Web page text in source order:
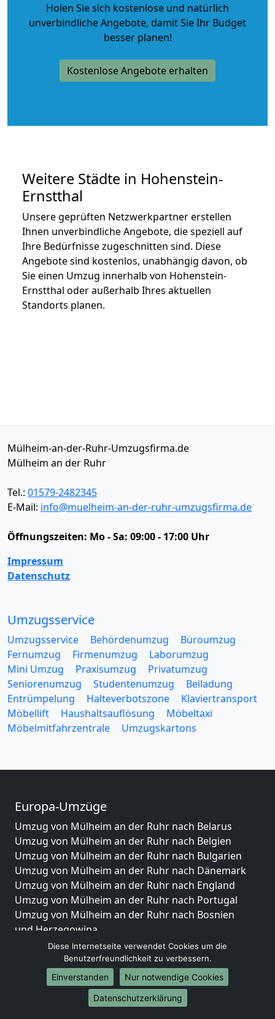
Holen Sie sich kostenlose und natürlich
unverbindliche Angebote, damit Sie Ihr Budget
besser planen!
Kostenlose Angebote erhalten
Weitere Städte in Hohenstein-
Ernstthal
Unsere geprüften Netzwerkpartner erstellen
Ihnen unverbindliche Angebote, die speziell auf
Ihre Bedürfnisse zugeschnitten sind. Diese
Angebote sind kostenlos, unabhängig davon, ob
Sie einen Umzug innerhalb von Hohenstein-
Ernstthal oder außerhalb Ihres aktuellen
Standorts planen.
Mülheim-an-der-Ruhr-Umzugsfirma.de
Mülheim an der Ruhr
Tel.: 01579-2482345
E-Mail: info@muelheim-an-der-ruhr-umzugsfirma.de
Öffnungszeiten: Mo - Sa: 09:00 - 17:00 Uhr
Impressum
Datenschutz
Umzugsservice
Umzugsservice Behördenumzug
Büroumzug
Fernumzug
Firmenumzug
Laborumzug
Mini Umzug
Praxisumzug
Privatumzug
Seniorenumzug
Studentenumzug
Beiladung
Entrümpelung
Halteverbotszone
Klaviertransport
Möbellift
Haushaltsauflösung
Möbeltaxi
Möbelmitfahrzentrale
Umzugskartons
Europa-Umzüge
Umzug von Mülheim an der Ruhr nach Belarus
Umzug von Mülheim an der Ruhr nach Belgien
Umzug von Mülheim an der Ruhr nach Bulgarien
Umzug von Mülheim an der Ruhr nach Dänemark
Umzug von Mülheim an der Ruhr nach England
Umzug von Mülheim an der Ruhr nach Portugal
Umzug von Mülheim an der Ruhr nach Bosnien
und Herzegowina
Umzug von Mülheim an der Ruhr nach Irland
Umzug von Mülheim an der Ruhr nach Lettland
Umzug von Mülheim an der Ruhr nach Zypern
Umzug von Mülheim an der Ruhr nach Kroatien
Umzug von Mülheim an der Ruhr nach Estland
Diese Internetseite verwendet Cookies um die
Benutzerfreundlichkeit zu verbessern.
Einverstanden
Nur notwendige Cookies
Datenschutzerklärung